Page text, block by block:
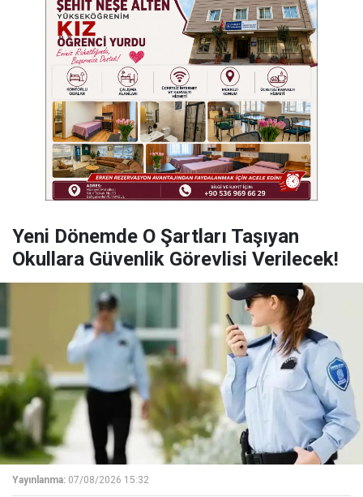
Yeni Dönemde O Şartları Taşıyan
Okullara Güvenlik Görevlisi Verilecek!
Yayınlanma: 07/08/2026 15:32